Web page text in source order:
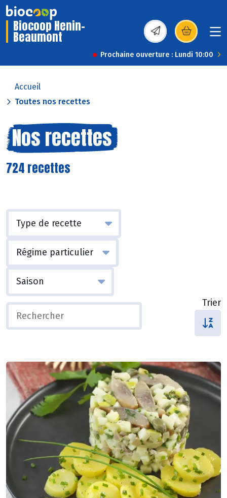
Biocoop Henin-
Beaumont (s’ouvre dans une
Prochaine ouverture : Lundi 10:00
Accueil
Toutes nos recettes
Nos recettes
724 recettes
Trier